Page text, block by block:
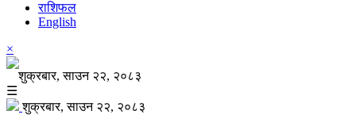
राशिफल
English
×
शुक्रबार, साउन २२, २०८३
☰
शुक्रबार, साउन २२, २०८३